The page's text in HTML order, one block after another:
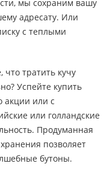
мы сохраним вашу
адресату. Или
с теплыми
что тратить кучу
Успейте купить
акции или с
или голландские
Продуманная
позволяет
бутоны.